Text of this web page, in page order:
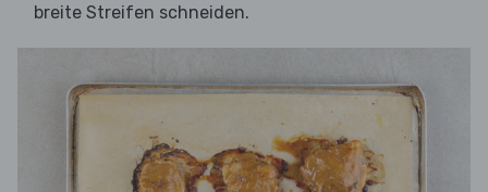
breite Streifen schneiden.